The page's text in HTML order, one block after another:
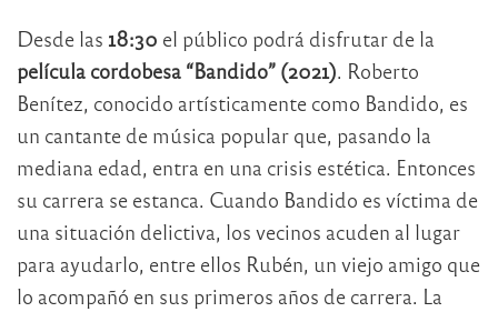
Desde las 18:30 el público podrá disfrutar de la
película cordobesa “Bandido” (2021) . Roberto
Benítez, conocido artísticamente como Bandido, es
un cantante de música popular que, pasando la
mediana edad, entra en una crisis estética. Entonces
su carrera se estanca. Cuando Bandido es víctima de
una situación delictiva, los vecinos acuden al lugar
para ayudarlo, entre ellos Rubén, un viejo amigo que
lo acompañó en sus primeros años de carrera. La